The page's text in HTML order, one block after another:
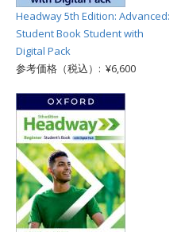
Headway 5th Edition: Advanced:
Student Book Student with
Digital Pack
参考価格（税込）: ¥6,600